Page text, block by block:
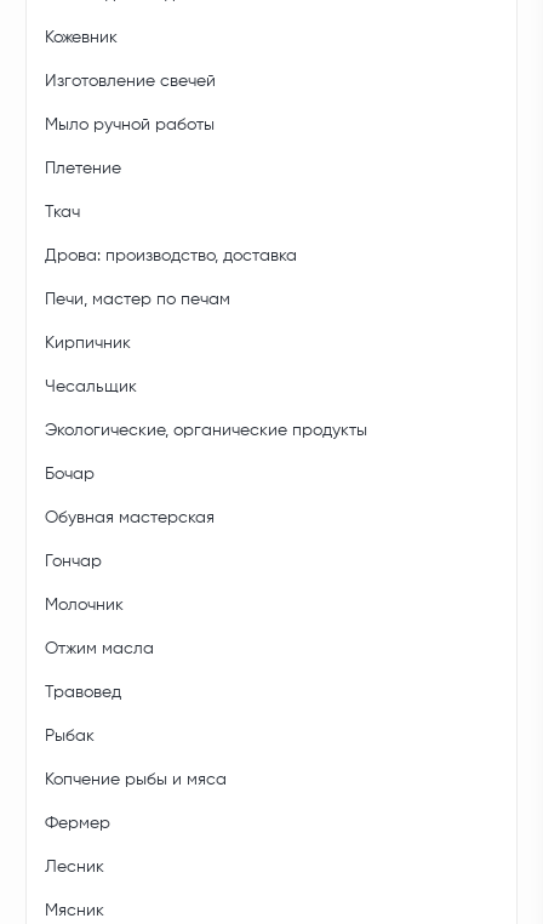
Кожевник
Изготовление свечей
Мыло ручной работы
Плетение
Ткач
Дрова: производство, доставка
Печи, мастер по печам
Кирпичник
Чесальщик
Экологические, органические продукты
Бочар
Обувная мастерская
Гончар
Молочник
Отжим масла
Травовед
Рыбак
Копчение рыбы и мяса
Фермер
Лесник
Мясник